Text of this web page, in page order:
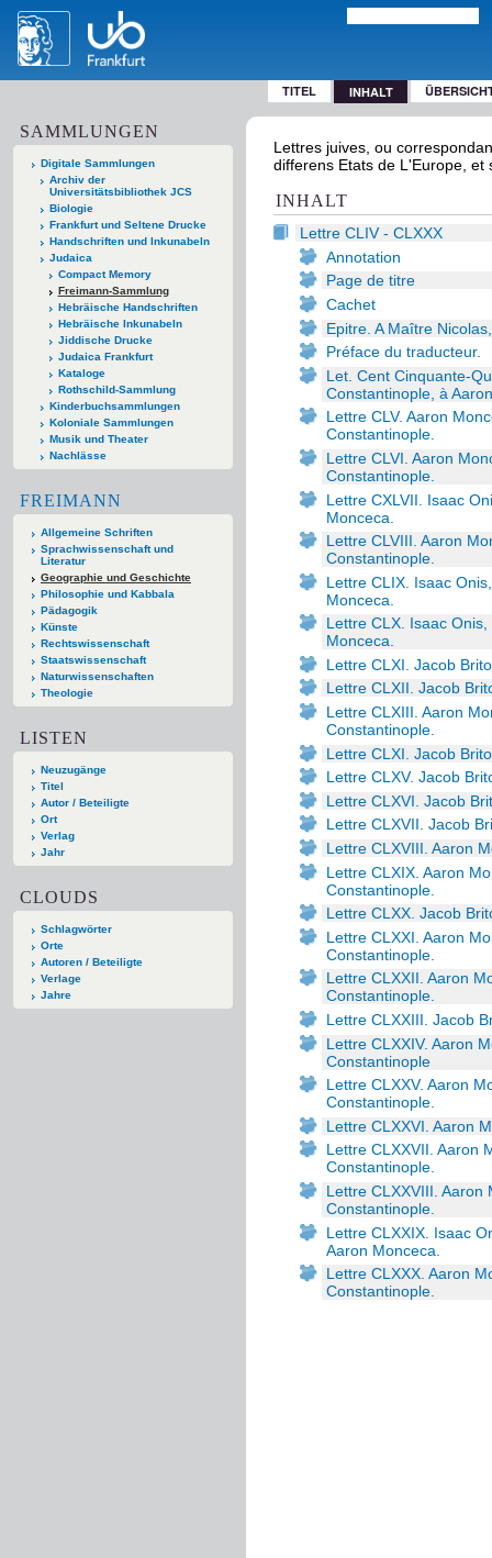
TITEL INHALT
SAMMLUNGEN
Digitale Sammlungen
Archiv der
Universitätsbibliothek JCS
Biologie
Frankfurt und Seltene Drucke
Handschriften und Inkunabeln
Judaica
Compact Memory
Freimann-Sammlung
Hebräische Handschriften
Hebräische Inkunabeln
Jiddische Drucke
Judaica Frankfurt
Kataloge
Rothschild-Sammlung
Kinderbuchsammlungen
Koloniale Sammlungen
Musik und Theater
Nachlässe
FREIMANN
Allgemeine Schriften
Sprachwissenschaft und
Literatur
Geographie und Geschichte
Philosophie und Kabbala
Pädagogik
Künste
Rechtswissenschaft
Staatswissenschaft
Naturwissenschaften
Theologie
LISTEN
Neuzugänge
Titel
Autor / Beteiligte
Ort
Verlag
Jahr
CLOUDS
Schlagwörter
Orte
Autoren / Beteiligte
Verlage
Jahre
Lettres juives, ou
differens Etats de L'Europe, et
INHALT
Lettre CLIV - CLXXX
Annotation
Page de titre
Cachet
Epitre. A Maître
Préface du traducteur.
Let. Cent Cinquante-
Constantinople, à
Lettre CLV. Aaron
Constantinople.
Lettre CLVI. Aaron
Constantinople.
Lettre CXLVII. Isaac
Monceca.
Lettre CLVIII. Aaron
Constantinople.
Lettre CLIX. Isaac
Monceca.
Lettre CLX. Isaac
Monceca.
Lettre CLXI. Jacob
Lettre CLXII. Jacob
Lettre CLXIII. Aaron
Constantinople.
Lettre CLXI. Jacob
Lettre CLXV. Jacob
Lettre CLXVI. Jacob
Lettre CLXVII. Jacob
Lettre CLXVIII. Aaron
Lettre CLXIX. Aaron
Constantinople.
Lettre CLXX. Jacob
Lettre CLXXI. Aaron
Constantinople.
Lettre CLXXII. Aaron
Constantinople.
Lettre CLXXIII. Jacob
Lettre CLXXIV. Aaron
Constantinople
Lettre CLXXV. Aaron
Constantinople.
Lettre CLXXVI. Aaron
Lettre CLXXVII. Aaron
Constantinople.
Lettre CLXXVIII.
Constantinople.
Lettre CLXXIX. Isaac
Aaron Monceca.
Lettre CLXXX. Aaron
Constantinople.